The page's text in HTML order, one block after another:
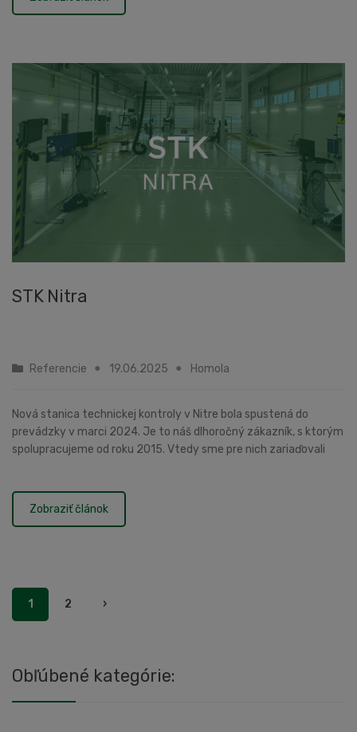
STK Nitra
Referencie 19.06.2025 Homola
Nová stanica technickej kontroly v Nitre bola spustená do
prevádzky v marci 2024. Je to náš dlhoročný zákazník, s ktorým
spolupracujeme od roku 2015. Vtedy sme pre nich zariaďovali
Zobraziť článok
1 2 ›
Obľúbené kategórie: